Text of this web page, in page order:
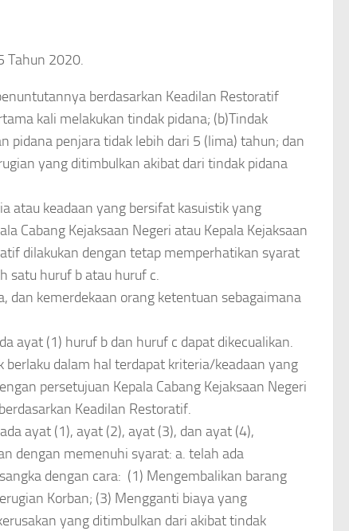
Tahun 2020.
berdasarkan Keadilan Restoratif
kali melakukan tindak pidana; (b)Tindak
pidana penjara tidak lebih dari 5 (lima) tahun; dan
yang ditimbulkan akibat dari tindak pidana
atau keadaan yang bersifat kasuistik yang
Cabang Kejaksaan Negeri atau Kepala Kejaksaan
dilakukan dengan tetap memperhatikan syarat
satu huruf b atau huruf c.
dan kemerdekaan orang ketentuan sebagaimana
ayat (1) huruf b dan huruf c dapat dikecualikan.
berlaku dalam hal terdapat kriteria/keadaan yang
persetujuan Kepala Cabang Kejaksaan Negeri
Keadilan Restoratif.
ayat (1), ayat (2), ayat (3), dan ayat (4),
dengan memenuhi syarat: a. telah ada
dengan cara: (1) Mengembalikan barang
Korban; (3) Mengganti biaya yang
yang ditimbulkan dari akibat tindak